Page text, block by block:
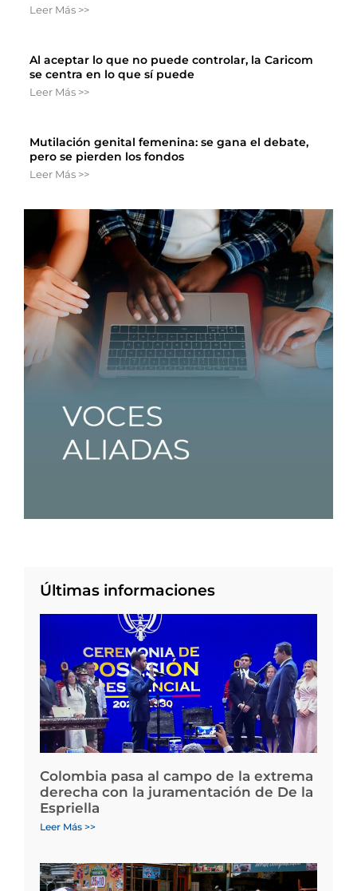
Leer Más >>
Al aceptar lo que no puede controlar, la Caricom
se centra en lo que sí puede
Leer Más >>
Mutilación genital femenina: se gana el debate,
pero se pierden los fondos
Leer Más >>
Últimas informaciones
Colombia pasa al campo de la extrema
derecha con la juramentación de De la
Espriella
Leer Más >>